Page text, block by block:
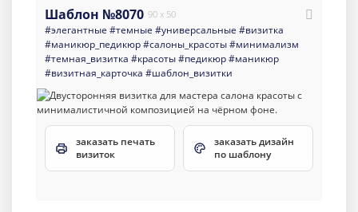
Шаблон №8070 90 x 50
#элегантные #темные #универсальные #визитка
#маникюр_педикюр#салоны_красоты#минимализм
#темная_визитка #красоты#педикюр#маникюр
#визитная_карточка #шаблон_визитки
заказать печать
визиток
заказать дизайн
по шаблону